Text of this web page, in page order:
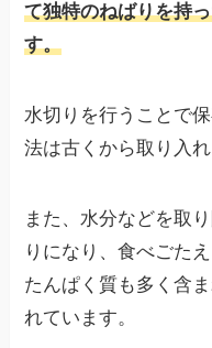
て独特のねばりを持
す。
水切りを行うことで
法は古くから取り入
また、水分などを取
りになり、食べごたえ
たんぱく質も多く含
れています。